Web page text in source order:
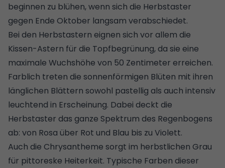
beginnen zu blühen, wenn sich die Herbstaster
gegen Ende Oktober langsam verabschiedet.
Bei den Herbstastern eignen sich vor allem die
Kissen-Astern für die Topfbegrünung, da sie eine
maximale Wuchshöhe von 50 Zentimeter erreichen.
Farblich treten die sonnenförmigen Blüten mit ihren
länglichen Blättern sowohl pastellig als auch intensiv
leuchtend in Erscheinung. Dabei deckt die
Herbstaster das ganze Spektrum des Regenbogens
ab: von Rosa über Rot und Blau bis zu Violett.
Auch die Chrysantheme sorgt im herbstlichen Grau
für pittoreske Heiterkeit. Typische Farben dieser